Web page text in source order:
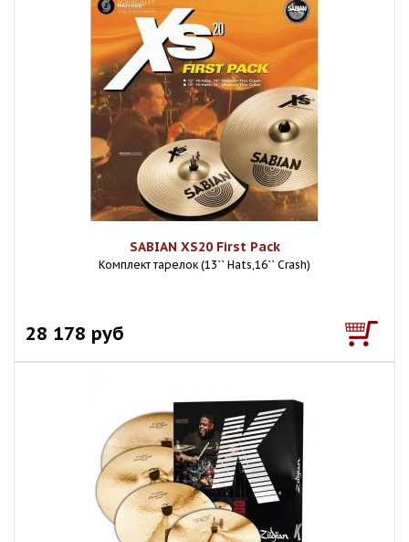
SABIAN XS20 First Pack
Комплект тарелок (13`` Hats,16`` Crash)
28 178 руб